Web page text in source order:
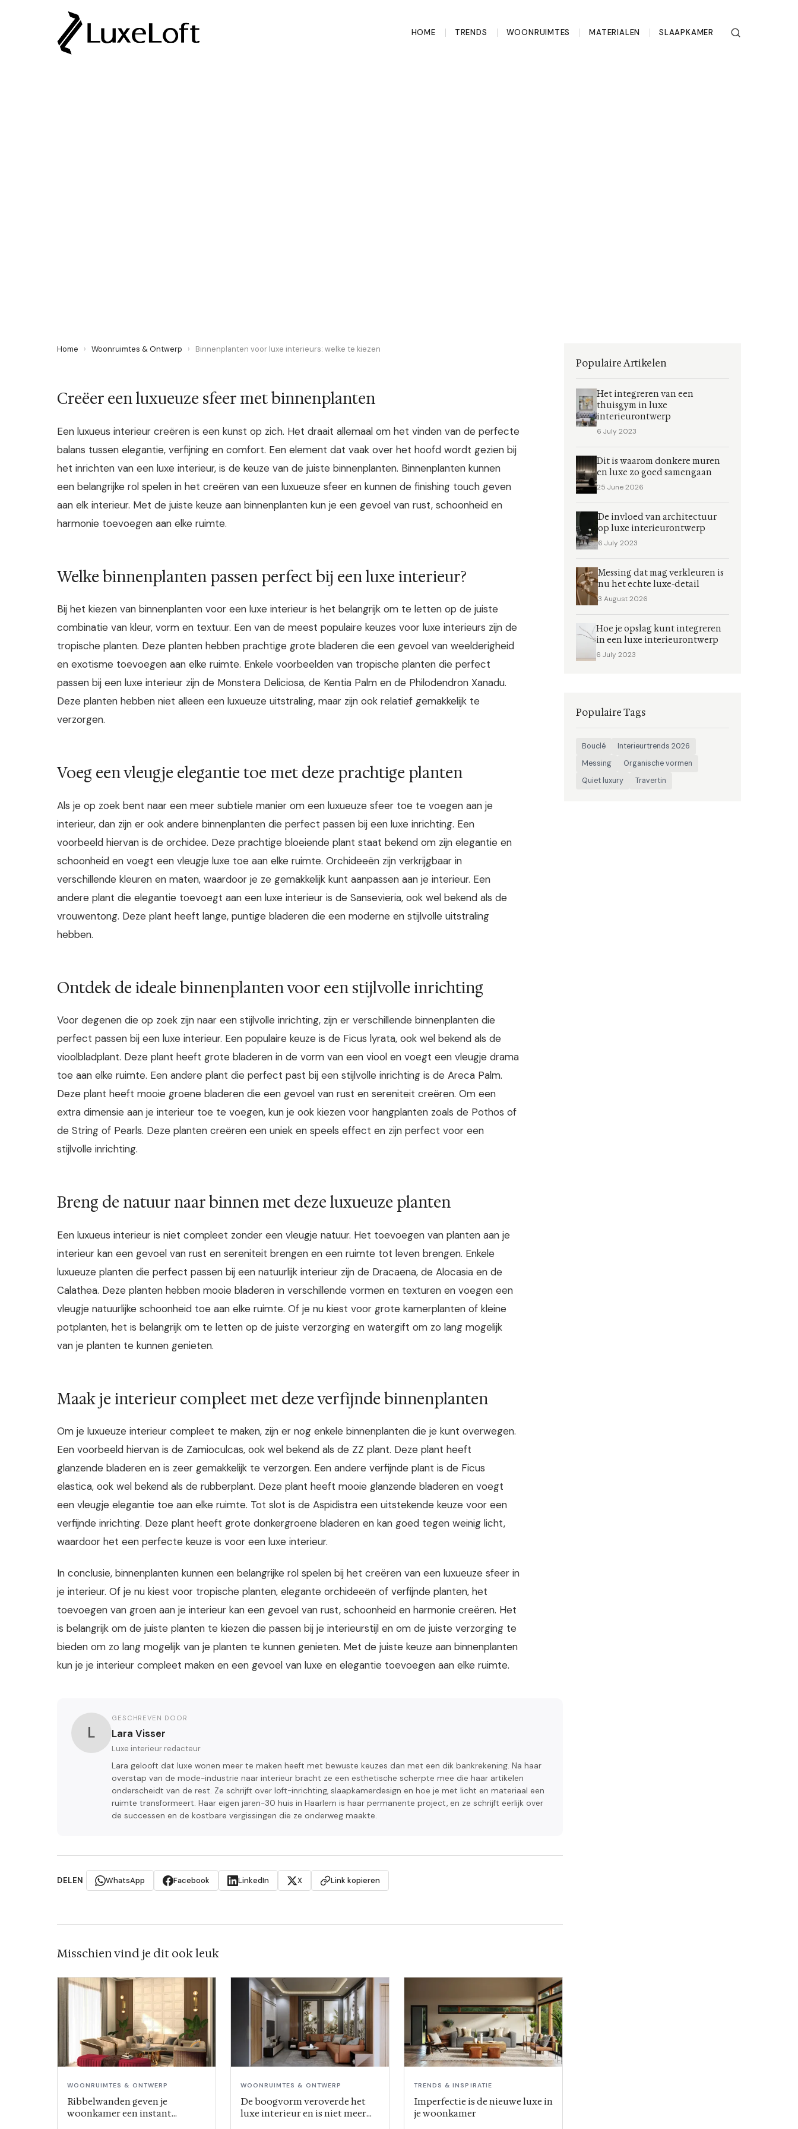
HOME TRENDS WOONRUIMTES MATERIALEN SLAAPKAMER
Home › Woonruimtes & Ontwerp › Binnenplanten voor luxe interieurs: welke te kiezen
Creëer een luxueuze sfeer met binnenplanten
Een luxueus interieur creëren is een kunst op zich. Het draait allemaal om het vinden van de perfecte
balans tussen elegantie, verfijning en comfort. Een element dat vaak over het hoofd wordt gezien bij
het inrichten van een luxe interieur, is de keuze van de juiste binnenplanten. Binnenplanten kunnen
een belangrijke rol spelen in het creëren van een luxueuze sfeer en kunnen de finishing touch geven
aan elk interieur. Met de juiste keuze aan binnenplanten kun je een gevoel van rust, schoonheid en
harmonie toevoegen aan elke ruimte.
Welke binnenplanten passen perfect bij een luxe interieur?
Bij het kiezen van binnenplanten voor een luxe interieur is het belangrijk om te letten op de juiste
combinatie van kleur, vorm en textuur. Een van de meest populaire keuzes voor luxe interieurs zijn de
tropische planten. Deze planten hebben prachtige grote bladeren die een gevoel van weelderigheid
en exotisme toevoegen aan elke ruimte. Enkele voorbeelden van tropische planten die perfect
passen bij een luxe interieur zijn de Monstera Deliciosa, de Kentia Palm en de Philodendron Xanadu.
Deze planten hebben niet alleen een luxueuze uitstraling, maar zijn ook relatief gemakkelijk te
verzorgen.
Voeg een vleugje elegantie toe met deze prachtige planten
Als je op zoek bent naar een meer subtiele manier om een luxueuze sfeer toe te voegen aan je
interieur, dan zijn er ook andere binnenplanten die perfect passen bij een luxe inrichting. Een
voorbeeld hiervan is de orchidee. Deze prachtige bloeiende plant staat bekend om zijn elegantie en
schoonheid en voegt een vleugje luxe toe aan elke ruimte. Orchideeën zijn verkrijgbaar in
verschillende kleuren en maten, waardoor je ze gemakkelijk kunt aanpassen aan je interieur. Een
andere plant die elegantie toevoegt aan een luxe interieur is de Sansevieria, ook wel bekend als de
vrouwentong. Deze plant heeft lange, puntige bladeren die een moderne en stijlvolle uitstraling
hebben.
Ontdek de ideale binnenplanten voor een stijlvolle inrichting
Voor degenen die op zoek zijn naar een stijlvolle inrichting, zijn er verschillende binnenplanten die
perfect passen bij een luxe interieur. Een populaire keuze is de Ficus lyrata, ook wel bekend als de
vioolbladplant. Deze plant heeft grote bladeren in de vorm van een viool en voegt een vleugje drama
toe aan elke ruimte. Een andere plant die perfect past bij een stijlvolle inrichting is de Areca Palm.
Deze plant heeft mooie groene bladeren die een gevoel van rust en sereniteit creëren. Om een
extra dimensie aan je interieur toe te voegen, kun je ook kiezen voor hangplanten zoals de Pothos of
de String of Pearls. Deze planten creëren een uniek en speels effect en zijn perfect voor een
stijlvolle inrichting.
Breng de natuur naar binnen met deze luxueuze planten
Een luxueus interieur is niet compleet zonder een vleugje natuur. Het toevoegen van planten aan je
interieur kan een gevoel van rust en sereniteit brengen en een ruimte tot leven brengen. Enkele
luxueuze planten die perfect passen bij een natuurlijk interieur zijn de Dracaena, de Alocasia en de
Calathea. Deze planten hebben mooie bladeren in verschillende vormen en texturen en voegen een
vleugje natuurlijke schoonheid toe aan elke ruimte. Of je nu kiest voor grote kamerplanten of kleine
potplanten, het is belangrijk om te letten op de juiste verzorging en watergift om zo lang mogelijk
van je planten te kunnen genieten.
Maak je interieur compleet met deze verfijnde binnenplanten
Om je luxueuze interieur compleet te maken, zijn er nog enkele binnenplanten die je kunt overwegen.
Een voorbeeld hiervan is de Zamioculcas, ook wel bekend als de ZZ plant. Deze plant heeft
glanzende bladeren en is zeer gemakkelijk te verzorgen. Een andere verfijnde plant is de Ficus
elastica, ook wel bekend als de rubberplant. Deze plant heeft mooie glanzende bladeren en voegt
een vleugje elegantie toe aan elke ruimte. Tot slot is de Aspidistra een uitstekende keuze voor een
verfijnde inrichting. Deze plant heeft grote donkergroene bladeren en kan goed tegen weinig licht,
waardoor het een perfecte keuze is voor een luxe interieur.
In conclusie, binnenplanten kunnen een belangrijke rol spelen bij het creëren van een luxueuze sfeer in
je interieur. Of je nu kiest voor tropische planten, elegante orchideeën of verfijnde planten, het
toevoegen van groen aan je interieur kan een gevoel van rust, schoonheid en harmonie creëren. Het
is belangrijk om de juiste planten te kiezen die passen bij je interieurstijl en om de juiste verzorging te
bieden om zo lang mogelijk van je planten te kunnen genieten. Met de juiste keuze aan binnenplanten
kun je je interieur compleet maken en een gevoel van luxe en elegantie toevoegen aan elke ruimte.
L
GESCHREVEN DOOR
Lara Visser
Luxe interieur redacteur
Lara gelooft dat luxe wonen meer te maken heeft met bewuste keuzes dan met een dik bankrekening. Na haar
overstap van de mode-industrie naar interieur bracht ze een esthetische scherpte mee die haar artikelen
onderscheidt van de rest. Ze schrijft over loft-inrichting, slaapkamerdesign en hoe je met licht en materiaal een
ruimte transformeert. Haar eigen jaren-30 huis in Haarlem is haar permanente project, en ze schrijft eerlijk over
de successen en de kostbare vergissingen die ze onderweg maakte.
DELEN WhatsApp Facebook LinkedIn X Link kopieren
Misschien vind je dit ook leuk
WOONRUIMTES & ONTWERP
Ribbelwanden geven je
woonkamer een instant
WOONRUIMTES & ONTWERP
De boogvorm veroverde het
luxe interieur en is niet meer
TRENDS & INSPIRATIE
Imperfectie is de nieuwe luxe in
je woonkamer
Populaire Artikelen
Het integreren van een
thuisgym in luxe
interieurontwerp
6 July 2023
Dit is waarom donkere muren
en luxe zo goed samengaan
25 June 2026
De invloed van architectuur
op luxe interieurontwerp
6 July 2023
Messing dat mag verkleuren is
nu het echte luxe-detail
3 August 2026
Hoe je opslag kunt integreren
in een luxe interieurontwerp
6 July 2023
Populaire Tags
Bouclé
Interieurtrends 2026
Messing
Organische vormen
Quiet luxury
Travertin